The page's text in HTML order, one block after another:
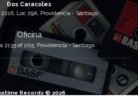
Dos Caracoles
Loc 29A, Providencia - Santiago
Oficina
2133 of 205, Providencia - Santiago
Records © 2026